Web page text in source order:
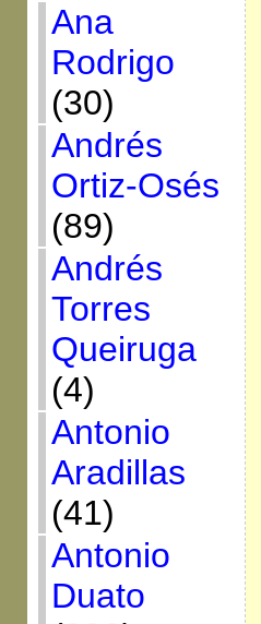
Ana
Rodrigo
(30)
Andrés
Ortiz-Osés
(89)
Andrés
Torres
Queiruga
(4)
Antonio
Aradillas
(41)
Antonio
Duato